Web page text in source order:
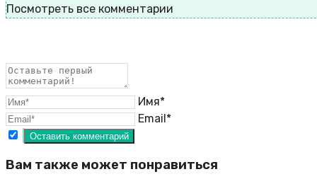
Посмотреть все комментарии
Имя*
Email*
Вам также может понравиться